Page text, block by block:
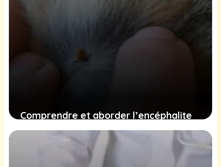
Comprendre et aborder l’encéphalite
chez les chats : symptômes,
traitements et mesures préventives